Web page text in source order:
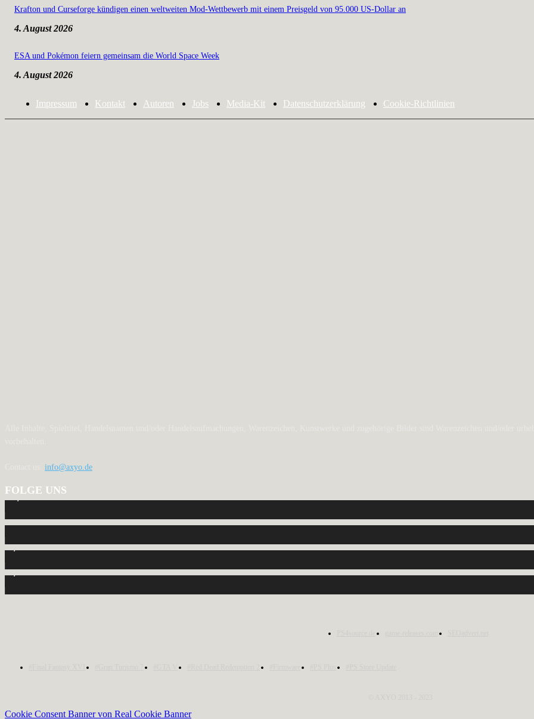
Krafton und Curseforge kündigen einen weltweiten Mod-Wettbewerb mit einem Preisgeld von 95.000 US-Dollar an
4. August 2026
ESA und Pokémon feiern gemeinsam die World Space Week
4. August 2026
Impressum Kontakt Autoren Jobs Media-Kit Datenschutzerklärung Cookie-Richtlinien
info@axyo.de
FOLGE UNS
440 Follower
2,040 Follower
1,150 Abonnenten
Cookie Consent Banner von Real Cookie Banner